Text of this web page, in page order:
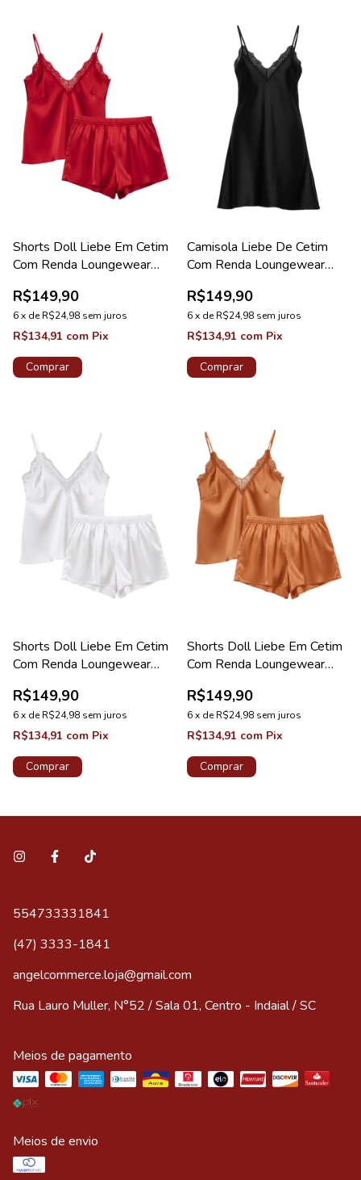
Shorts Doll Liebe Em Cetim
Com Renda Loungewear
R$149,90
6x deR$24,98 sem juros
R$134,91 com Pix
Comprar
Camisola Liebe De Cetim
Com Renda Loungewear
R$149,90
6x deR$24,98 sem juros
R$134,91 com Pix
Comprar
Shorts Doll Liebe Em Cetim
Com Renda Loungewear
R$149,90
6x deR$24,98 sem juros
R$134,91 com Pix
Comprar
Shorts Doll Liebe Em Cetim
Com Renda Loungewear
R$149,90
6x deR$24,98 sem juros
R$134,91 com Pix
Comprar
554733331841
(47) 3333-1841
angelcommerce.loja@gmail.com
Rua Lauro Muller, N°52 / Sala 01, Centro - Indaial / SC
Meios de pagamento
Meios de envio